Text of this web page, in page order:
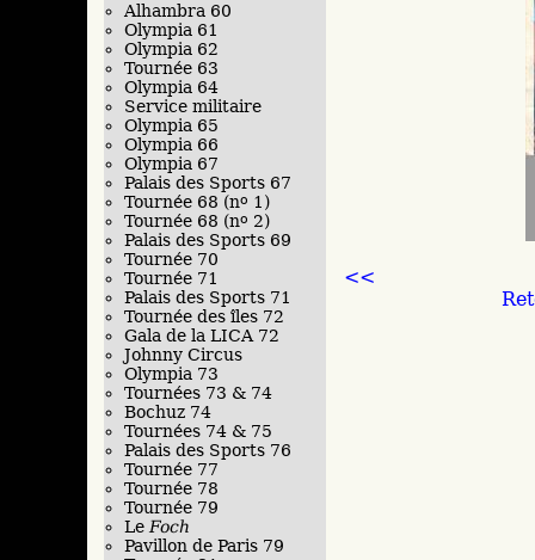
<<
Alhambra 60
Olympia 61
Olympia 62
Tournée 63
Olympia 64
Service militaire
Olympia 65
Olympia 66
Olympia 67
Palais des Sports 67
Tournée 68 (no 1)
Tournée 68 (no 2)
Palais des Sports 69
Tournée 70
Tournée 71
Palais des Sports 71
Tournée des îles 72
Gala de la LICA 72
Johnny Circus
Olympia 73
Tournées 73 & 74
Bochuz 74
Tournées 74 & 75
Palais des Sports 76
Tournée 77
Tournée 78
Tournée 79
Le Foch
Pavillon de Paris 79